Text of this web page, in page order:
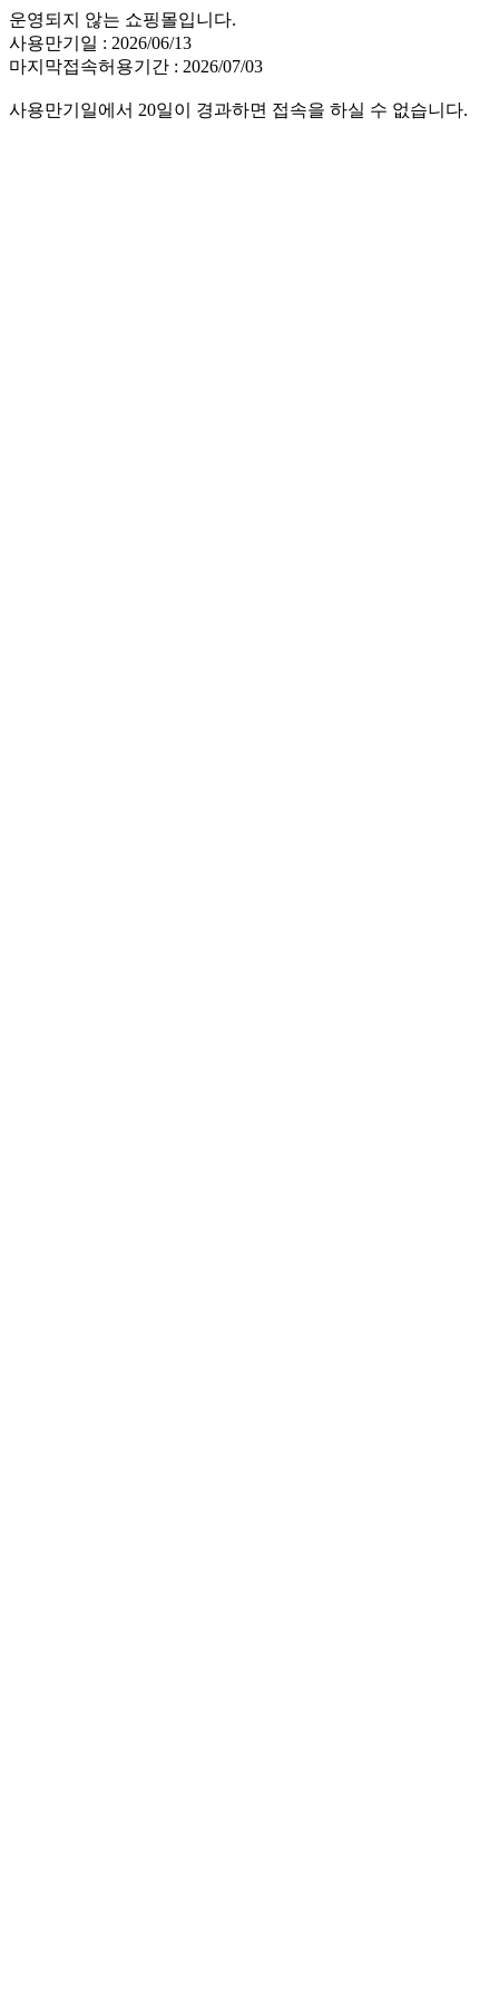
운영되지 않는 쇼핑몰입니다.
사용만기일 : 2026/06/13
마지막접속허용기간 : 2026/07/03
사용만기일에서 20일이 경과하면 접속을 하실 수 없습니다.